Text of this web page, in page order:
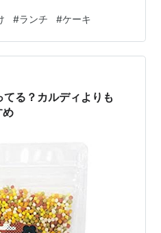
そして 親切に 蓋に 温め時
〜 見づらい😳見えない 斜
ップにしたら 見えるかな🫪
う凹凸文字 コレって もう
見える…
#ランチ #ケーキ
る？カルディよりも
め